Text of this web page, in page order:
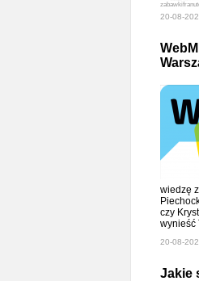
20-08-
wiedzę
czy
wynieść
20-08-
Jakie